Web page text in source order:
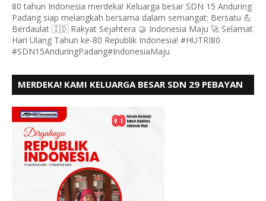
80 tahun Indonesia merdeka! Keluarga besar SDN 15 Anduring
Padang siap melangkah bersama dalam semangat: Bersatu 💪
Berdaulat 🇮🇩 Rakyat Sejahtera 🤝 Indonesia Maju 🚀 Selamat
Hari Ulang Tahun ke-80 Republik Indonesia! #HUTRI80
#SDN15AnduringPadang#IndonesiaMaju
MERDEKA! KAMI KELUARGA BESAR SDN 29 PEBAYAN
KE - 80